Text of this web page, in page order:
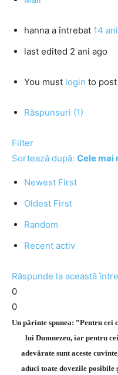
hanna a întrebat 14
last edited 2 ani ago
You must login to
Răspunsuri (1)
Filter
Sortează după: Cele mai
Newest First
Oldest First
Random
Recent activ
Răspunde la această
0
0
Un părinte spunea: ”Pentru cei
lui Dumnezeu, iar pentru
adevărate sunt aceste
aduci toate dovezile